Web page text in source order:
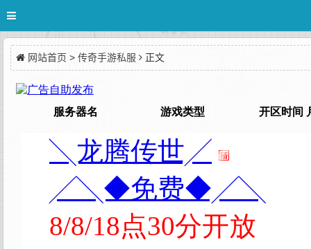
网站首页 > 传奇手游私服 正文